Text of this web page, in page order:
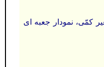
کمّی، نمودار جعبه ای